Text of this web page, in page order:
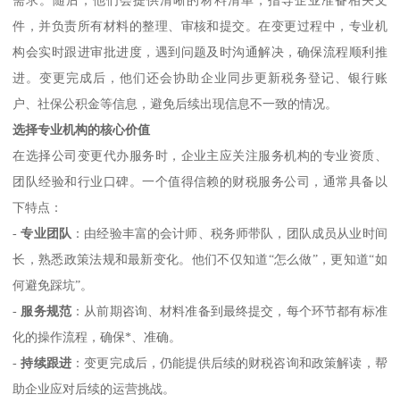
件，并负责所有材料的整理、审核和提交。在变更过程中，专业机
构会实时跟进审批进度，遇到问题及时沟通解决，确保流程顺利推
进。变更完成后，他们还会协助企业同步更新税务登记、银行账
户、社保公积金等信息，避免后续出现信息不一致的情况。
选择专业机构的核心价值
在选择公司变更代办服务时，企业主应关注服务机构的专业资质、
团队经验和行业口碑。一个值得信赖的财税服务公司，通常具备以
下特点：
-专业团队 ：由经验丰富的会计师、税务师带队，团队成员从业时间
长，熟悉政策法规和最新变化。他们不仅知道“怎么做”，更知道“如
何避免踩坑”。
- 服务规范 ：从前期咨询、材料准备到最终提交，每个环节都有标准
化的操作流程，确保*、准确。
-持续跟进 ：变更完成后，仍能提供后续的财税咨询和政策解读，帮
助企业应对后续的运营挑战。